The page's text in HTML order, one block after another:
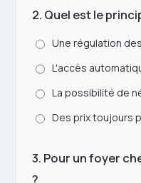
2. Quel est le
Une régulation
L'accès
La possibilité de
Des prix toujours
3. Pour un foyer
?